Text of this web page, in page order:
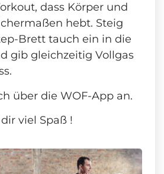
dass Körper und
hebt. Steig
Brett tauch ein in die
gib gleichzeitig Vollgas
über die WOF-App an.
viel Spaß !